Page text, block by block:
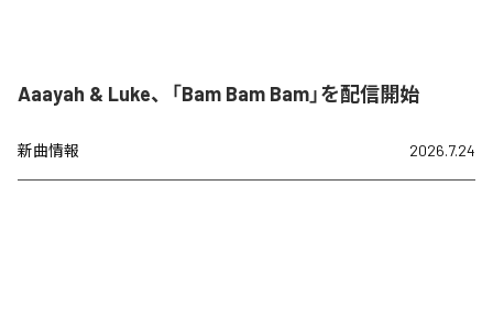
Aaayah & Luke、「Bam Bam Bam」を配信開始
新曲情報 2026.7.24